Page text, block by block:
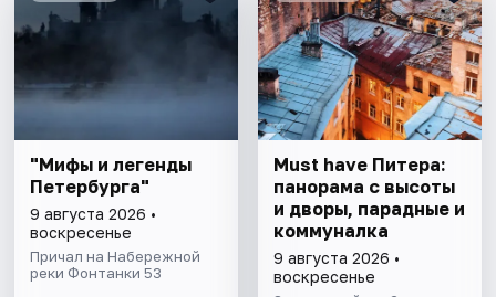
"Мифы и легенды
Петербурга"
9 августа 2026 •
воскресенье
Причал на Набережной
реки Фонтанки 53
Must have Питера:
панорама с высоты
и дворы, парадные и
коммуналка
9 августа 2026 •
воскресенье